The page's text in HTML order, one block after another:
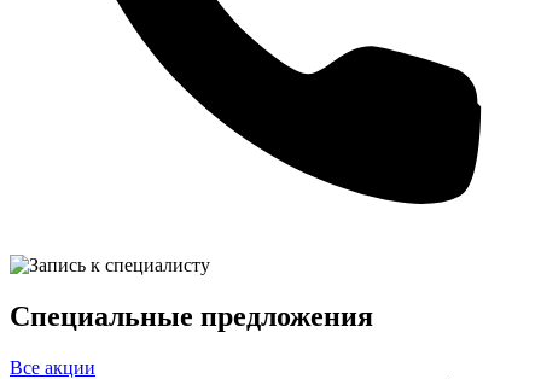
Специальные предложения
Все акции